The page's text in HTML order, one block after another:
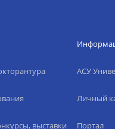
выставки
АСУ
Личный
Портал